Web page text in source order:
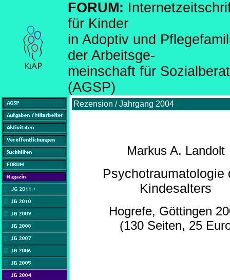
FORUM:
für Kinder
in Adoptiv und
der Arbeitsge-
meinschaft für
(AGSP)
Rezension / Jahrgang 2004
Markus A. Landolt
Psychotraumatologie
Kindesalters
Hogrefe, Göttingen
(130 Seiten, 25